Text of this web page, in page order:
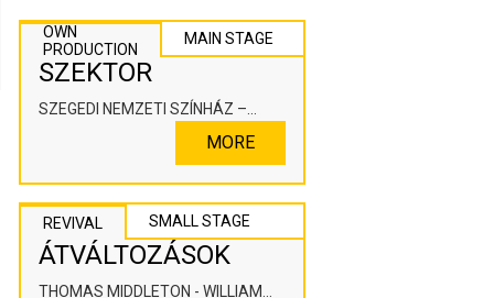
OWN
PRODUCTION
MAIN STAGE
SZEKTOR
SZEGEDI NEMZETI SZÍNHÁZ –
KOOPERÁLÓ SZÍNHÁZPEDAGÓGIAI
MORE
REVIVAL SMALL STAGE
ÁTVÁLTOZÁSOK
THOMAS MIDDLETON - WILLIAM